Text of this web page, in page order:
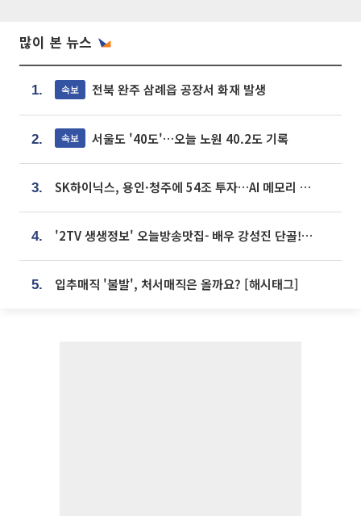
많이 본 뉴스
1. 속보 전북 완주 삼례읍 공장서 화재 발생
2. 속보 서울도 '40도'…오늘 노원 40.2도 기록
3. SK하이닉스, 용인·청주에 54조 투자…AI 메모리 생산기지 키운다
4. '2TV 생생정보' 오늘방송맛집- 배우 강성진 단골! 쌀국수ㆍ푸팟퐁 커리 맛집 '블○○○'
5. 입추매직 '불발', 처서매직은 올까요? [해시태그]